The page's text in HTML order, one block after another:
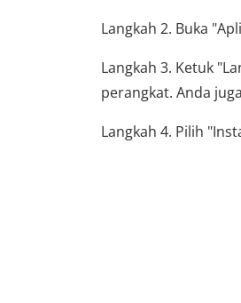
Langkah 2. Buka
Langkah 3. Ketuk
perangkat. Anda
Langkah 4. Pilih